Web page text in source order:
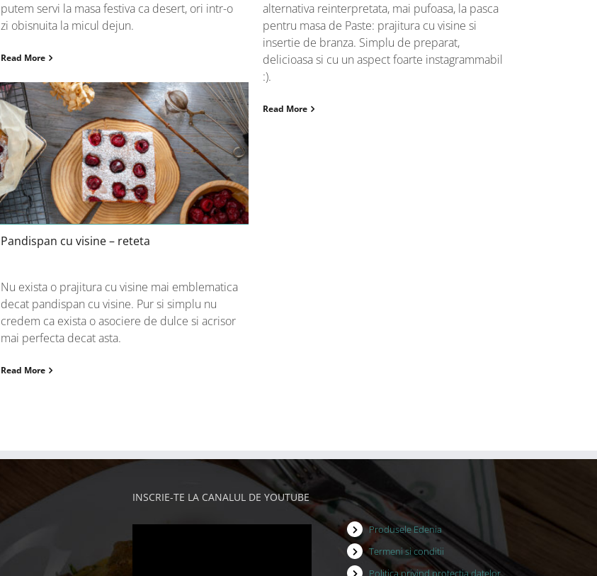
putem servi la masa festiva ca desert, ori intr-o
zi obisnuita la micul dejun.
Read More
alternativa reinterpretata, mai pufoasa, la pasca
pentru masa de Paste: prajitura cu visine si
insertie de branza. Simplu de preparat,
delicioasa si cu un aspect foarte instagrammabil
:).
Read More
Pandispan cu visine – reteta
Pandispan cu visine – reteta
Nu exista o prajitura cu visine mai emblematica
decat pandispan cu visine. Pur si simplu nu
credem ca exista o asociere de dulce si acrisor
mai perfecta decat asta.
Read More
INSCRIE-TE LA CANALUL DE YOUTUBE
Produsele Edenia
Termeni si conditii
Politica privind protectia datelor
cu caracter personal